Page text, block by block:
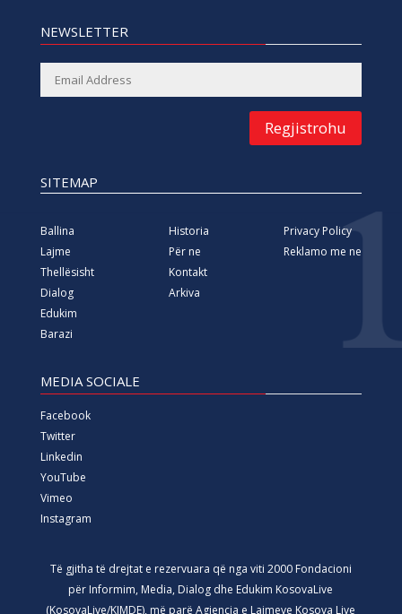
NEWSLETTER
Regjistrohu
SITEMAP
Ballina
Lajme
Thellësisht
Dialog
Edukim
Barazi
Historia
Për ne
Kontakt
Arkiva
Privacy Policy
Reklamo me ne
MEDIA SOCIALE
Facebook
Twitter
Linkedin
YouTube
Vimeo
Instagram
Të gjitha të drejtat e rezervuara që nga viti 2000 Fondacioni
për Informim, Media, Dialog dhe Edukim KosovaLive
(KosovaLive/KIMDE), më parë Agjencia e Lajmeve Kosova Live